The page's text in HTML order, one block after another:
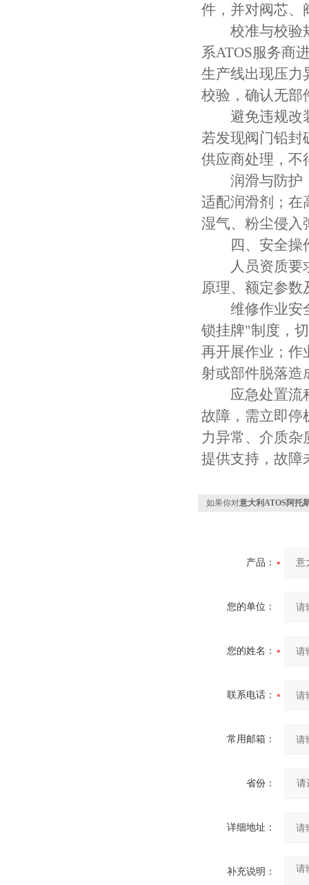
件，并对阀芯、
校准与校验规
系ATOS服务商
生产线出现压力
校验，确认无部
避免违规改装
若发现阀门铅封
供应商处理，不
润滑与防护：
适配润滑剂；在
湿气、粉尘侵入
四、安全操
人员资质要求
原理、额定参
维修作业安全
锁挂牌"制度，
再开展作业；作
射或部件脱落造
应急处置流程
故障，需立即停
力异常、介质杂
提供支持，故障
如果你对意大利ATOS阿托
产品：
您的单位：
您的姓名：
联系电话：
常用邮箱：
省份：
详细地址：
补充说明：